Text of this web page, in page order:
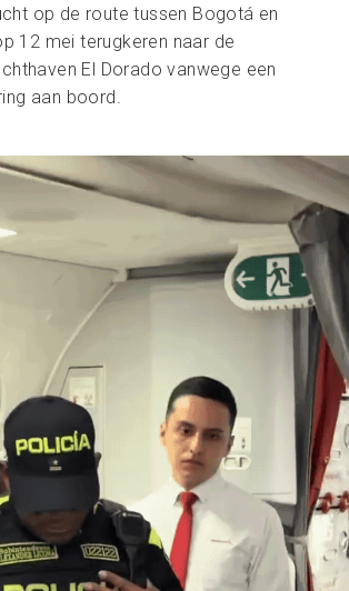
op de route tussen Bogotá en
12 mei terugkeren naar de
El Dorado vanwege een
aan boord.